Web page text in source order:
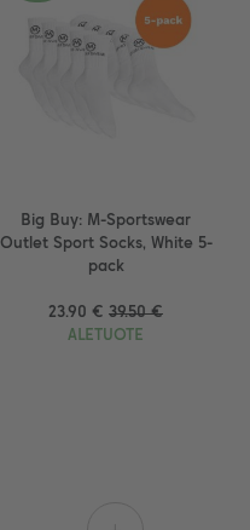
Big Buy: M-Sportswear
Outlet Sport Socks, White 5-
pack
23.90 € 39.50 €
ALETUOTE